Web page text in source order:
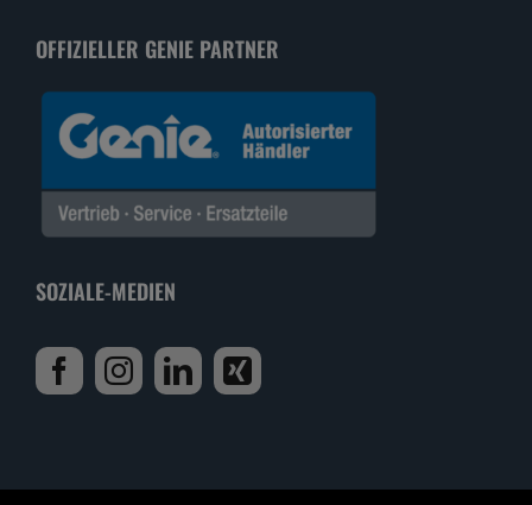
OFFIZIELLER GENIE PARTNER
SOZIALE-MEDIEN